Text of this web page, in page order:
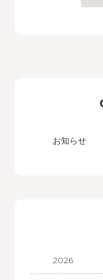
お知らせ
2026